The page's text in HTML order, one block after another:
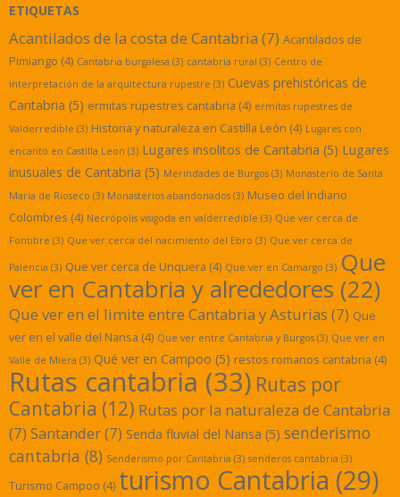
ETIQUETAS
Acantilados de la costa de Cantabria (7) Acantilados de
Pimiango (4) Cantabria burgalesa (3) cantabria rural (3) Centro de
interpretación de la arquitectura rupestre (3) Cuevas prehistóricas de
Cantabria (5) ermitas rupestres cantabria (4) ermitas rupestres de
Valderredible (3) Historia y naturaleza en Castilla León (4) Lugares con
encanto en Castilla Leon (3) Lugares insolitos de Cantabria (5) Lugares
inusuales de Cantabria (5) Merindades de Burgos (3) Monasterio de Santa
Maria de Rioseco (3) Monasterios abandonados (3) Museo del Indiano
Colombres (4) Necrópolis visigoda en valderredible (3) Que ver cerca de
Fontibre (3) Que ver cerca del nacimiento del Ebro (3) Que ver cerca de
Palencia (3) Que ver cerca de Unquera (4) Que ver en Camargo (3) Que
ver en Cantabria y alrededores (22)
Que ver en el limite entre Cantabria y Asturias (7) Que
ver en el valle del Nansa (4) Que ver entre Cantabria y Burgos (3) Que ver en
Valle de Miera (3) Qué ver en Campoo (5) restos romanos cantabria (4)
Rutas cantabria (33) Rutas por
Cantabria (12) Rutas por la naturaleza de Cantabria
(7) Santander(7) Senda fluvial del Nansa (5) senderismo
cantabria (8) Senderismo por Cantabria (3) senderos cantabria (3)
Turismo Campoo (4) turismo Cantabria (29)